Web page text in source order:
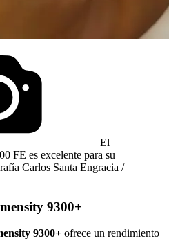
El
FE es excelente para su
Carlos Santa Engracia /
9300+
9300+ ofrece un rendimiento